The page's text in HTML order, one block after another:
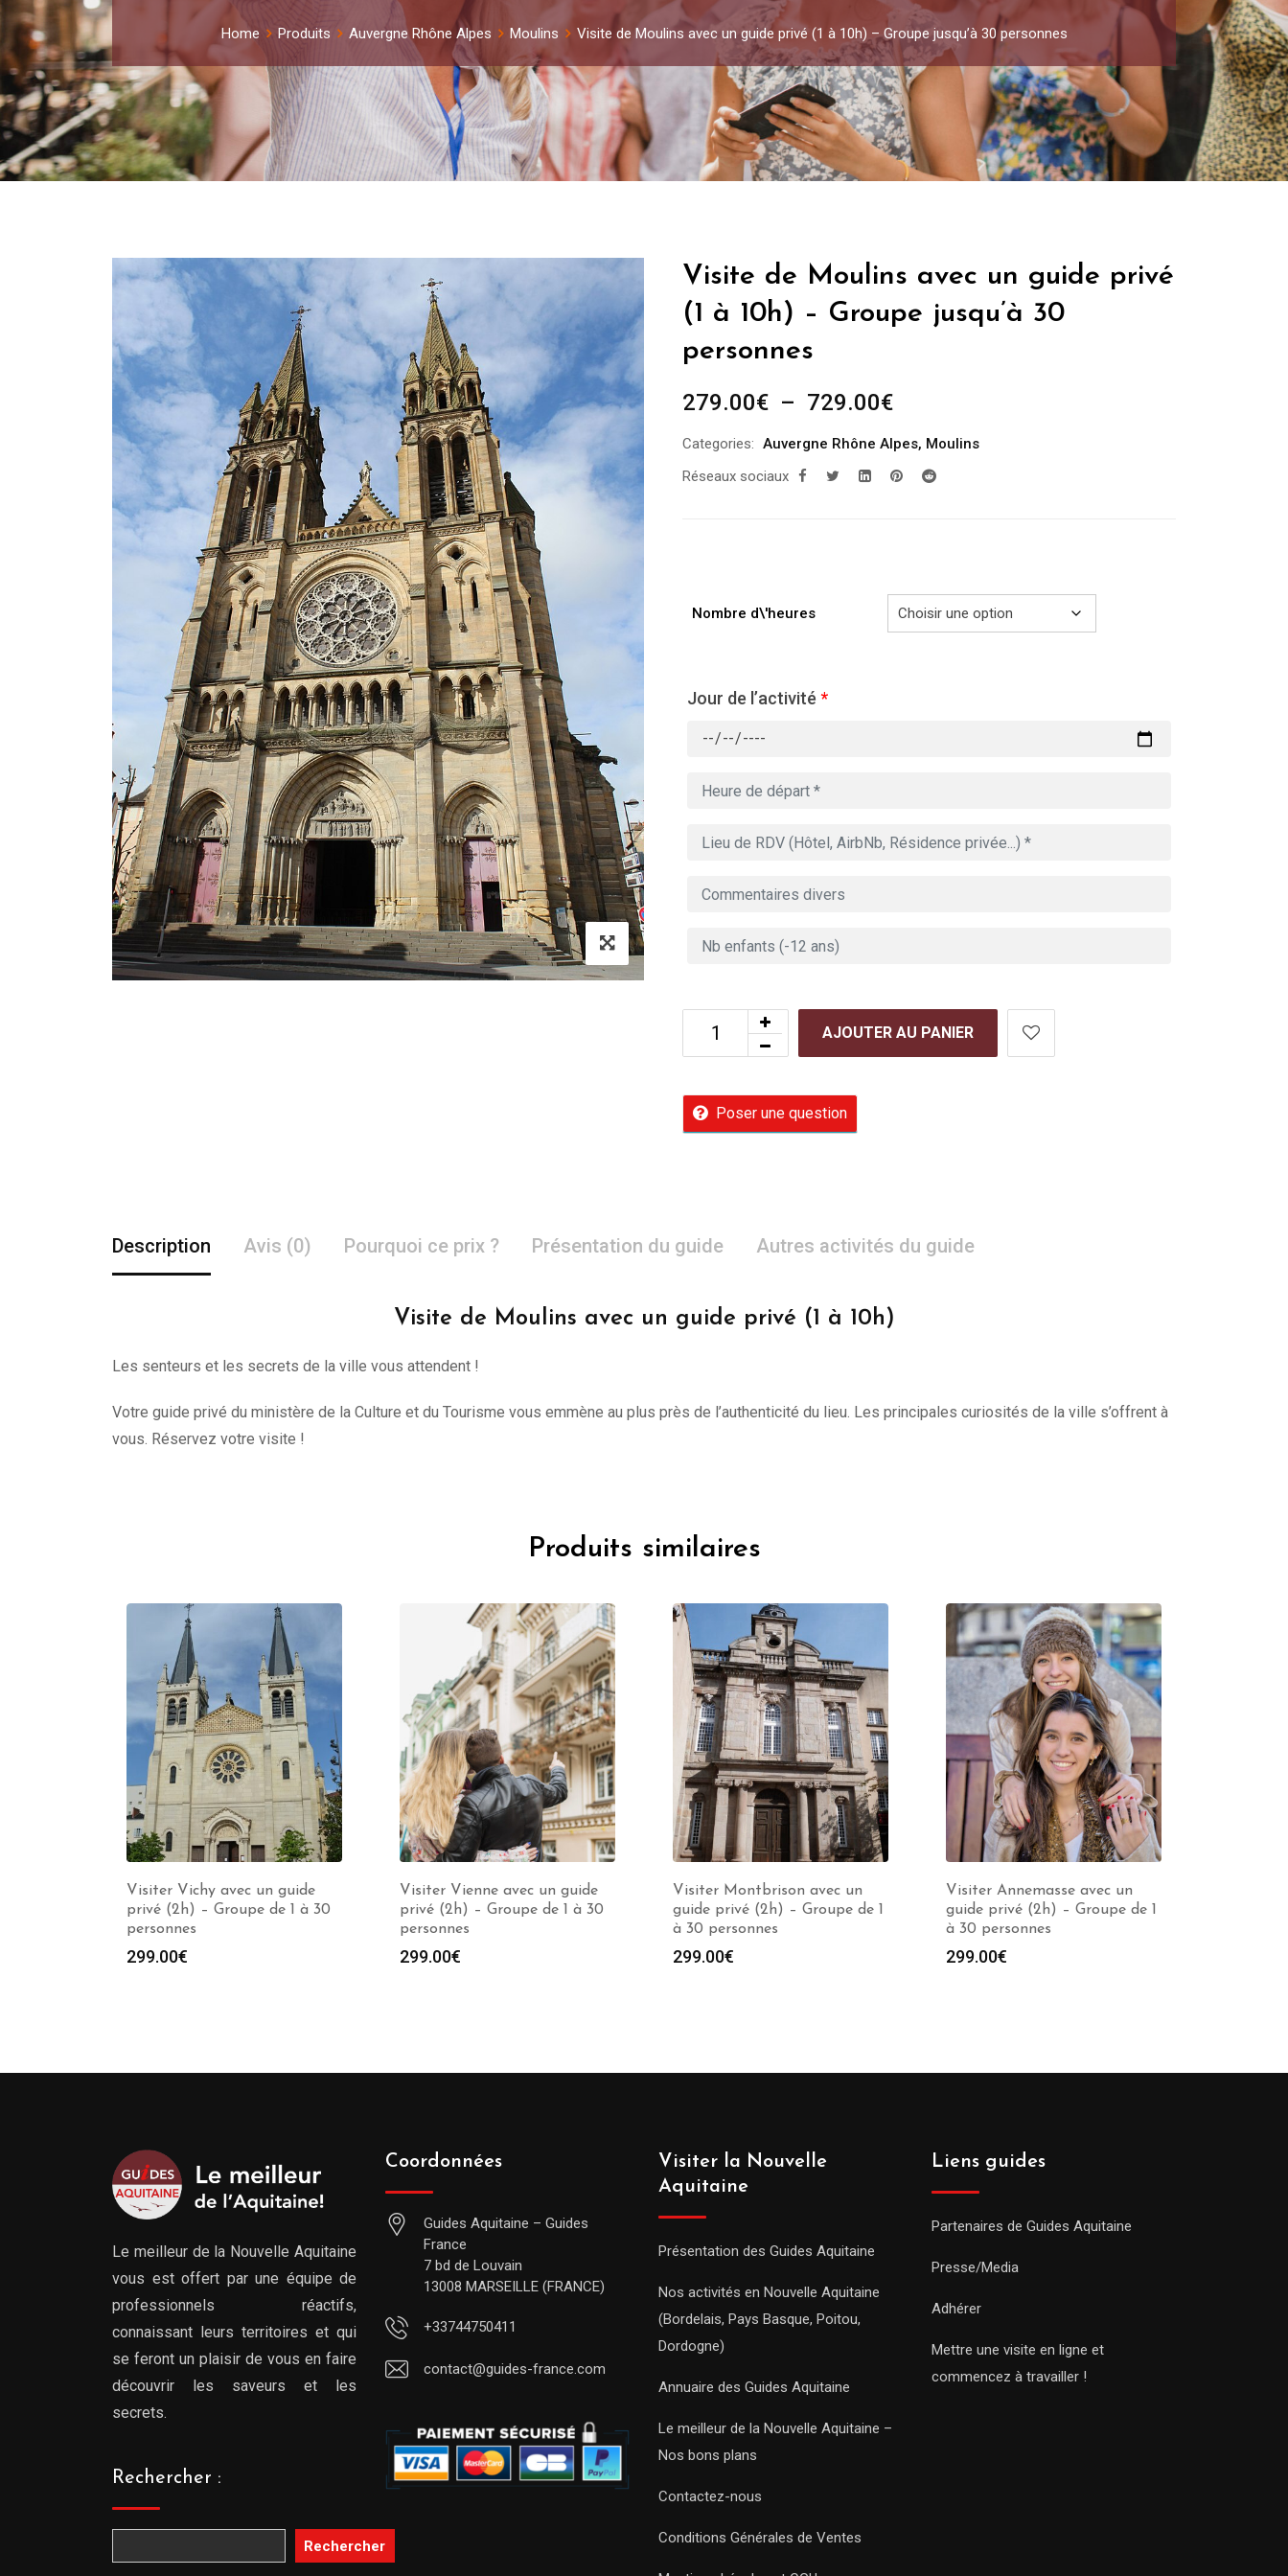
Home Produits Auvergne Rhône Alpes Moulins Visite de Moulins avec un guide privé (1 à 10h) – Groupe jusqu’à 30 personnes
Visite de Moulins avec un guide privé
(1 à 10h) – Groupe jusqu’à 30
personnes
279.00€ – 729.00€Plage
prix :
279.00€
Categories: Auvergne Rhône Alpes, Moulins
Réseaux sociaux
Nombre d\'heures
Jour de l’activité *
AJOUTER AU PANIER
Poser une question
Description Avis (0) Pourquoi ce prix ? Présentation du guide Autres activités du guide
Visite de Moulins avec un guide privé (1 à 10h)
Les senteurs et les secrets de la ville vous attendent !
Votre guide privé du ministère de la Culture et du Tourisme vous emmène au plus près de l’authenticité du lieu. Les principales curiosités de la ville s’offrent à
vous. Réservez votre visite !
Produits similaires
Visiter Vichy avec un guide
privé (2h) – Groupe de 1 à 30
personnes
299.00€
Visiter Vienne avec un guide
privé (2h) – Groupe de 1 à 30
personnes
299.00€
Visiter Montbrison avec un
guide privé (2h) – Groupe de 1
à 30 personnes
299.00€
Visiter Annemasse avec un
guide privé (2h) – Groupe de 1
à 30 personnes
299.00€
Le meilleur de la Nouvelle Aquitaine
vous est offert par une équipe de
professionnels réactifs,
connaissant leurs territoires et qui
se feront un plaisir de vous en faire
découvrir les saveurs et les
secrets.
Rechercher :
Rechercher
Coordonnées
Guides Aquitaine – Guides
France
7 bd de Louvain
13008 MARSEILLE (FRANCE)
+33744750411
contact@guides-france.com
Visiter la Nouvelle
Aquitaine
Présentation des Guides Aquitaine
Nos activités en Nouvelle Aquitaine
(Bordelais, Pays Basque, Poitou,
Dordogne)
Annuaire des Guides Aquitaine
Le meilleur de la Nouvelle Aquitaine –
Nos bons plans
Contactez-nous
Conditions Générales de Ventes
Liens guides
Partenaires de Guides Aquitaine
Presse/Media
Adhérer
Mettre une visite en ligne et
commencez à travailler !